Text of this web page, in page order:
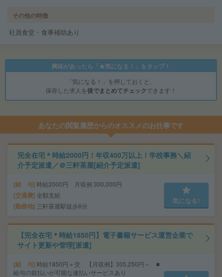
その他の特徴
社員食堂・食事補助あり
興味があったら「★気になる！」をタップ！
「気になる！」を押しておくと、
保存した求人を後でまとめてチェックできます！
あなたの閲覧履歴からのオススメのお仕事です
完全在宅＊時給2000円！年収400万以上！学校事務＼紹
介予定派遣／＠三軒茶屋[紹介予定派遣]
給 与 時給2000円 月収例 300,000円
交通費 全額支給
勤務地 三軒茶屋駅徒歩6分
気になる!
【完全在宅＊時給1850円】電子書籍サービス運営企業で
サイト更新や管理[派遣]
給 与 時給1850円＋交 【月収例】305,250円～ ■
給与の前払いが可能な速払いサービスあり